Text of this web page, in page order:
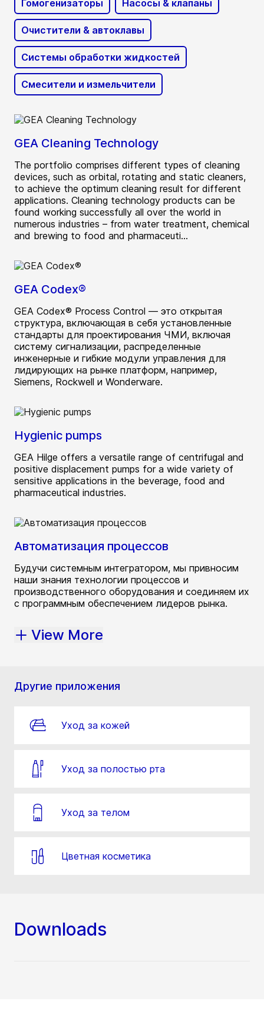
Гомогенизаторы Насосы & клапаны
Очистители & автоклавы
Системы обработки жидкостей
Смесители и измельчители
GEA Cleaning Technology
The portfolio comprises different types of cleaning
devices, such as orbital, rotating and static cleaners,
to achieve the optimum cleaning result for different
applications. Cleaning technology products can be
found working successfully all over the world in
numerous industries – from water treatment, chemical
and brewing to food and pharmaceuti...
GEA Codex®
GEA Codex® Process Control — это открытая
структура, включающая в себя установленные
стандарты для проектирования ЧМИ, включая
систему сигнализации, распределенные
инженерные и гибкие модули управления для
лидирующих на рынке платформ, например,
Siemens, Rockwell и Wonderware.
Hygienic pumps
GEA Hilge offers a versatile range of centrifugal and
positive displacement pumps for a wide variety of
sensitive applications in the beverage, food and
pharmaceutical industries.
Автоматизация процессов
Будучи системным интегратором, мы привносим
наши знания технологии процессов и
производственного оборудования и соединяем их
с программным обеспечением лидеров рынка.
View More
Другие приложения
Уход за кожей
Уход за полостью рта
Уход за телом
Цветная косметика
Downloads